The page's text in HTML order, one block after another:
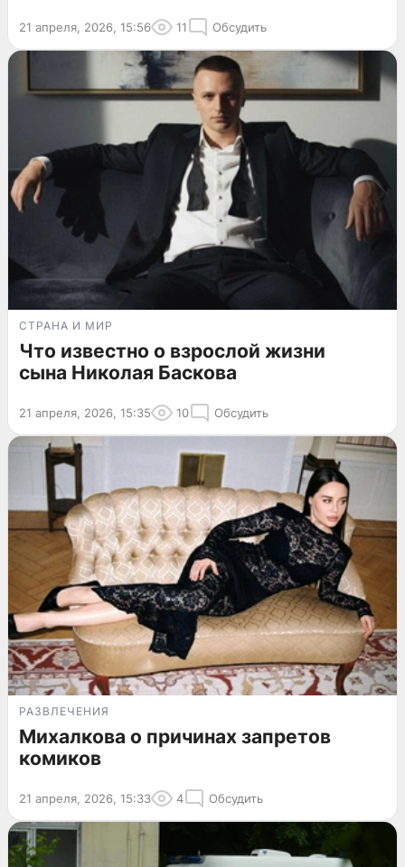
21 апреля, 2026, 15:56 11 Обсудить
СТРАНА И МИР
Что известно о взрослой жизни
сына Николая Баскова
21 апреля, 2026, 15:35 10 Обсудить
РАЗВЛЕЧЕНИЯ
Михалкова о причинах запретов
комиков
21 апреля, 2026, 15:33 4 Обсудить